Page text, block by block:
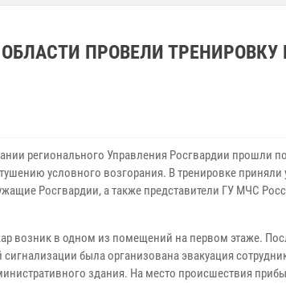
ПРОВЕЛИ ТРЕНИРОВКУ
регионального Управления Росгвардии прошли
условного возгорания. В тренировке приняли
Росгвардии, а также представители ГУ МЧС
возник в одном из помещений на первом этаже.
была организована эвакуация
здания. На место происшествия